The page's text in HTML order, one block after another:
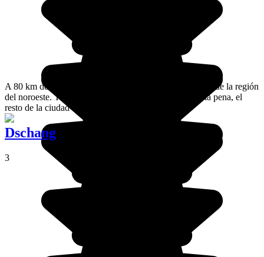
A 80 km de Bafoussam, Bamenda es la ciudad principal de la región
del noroeste. Tan sólo la visita al clan tradicional vale la pena, el
resto de la ciudad no presenta demasiado interés.
Dschang
3